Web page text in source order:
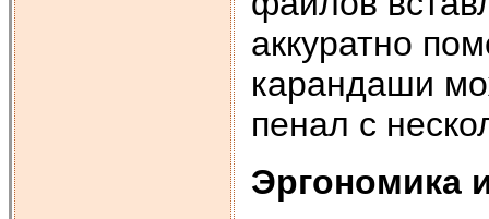
аккуратно
карандаши
пенал с
Эргономика